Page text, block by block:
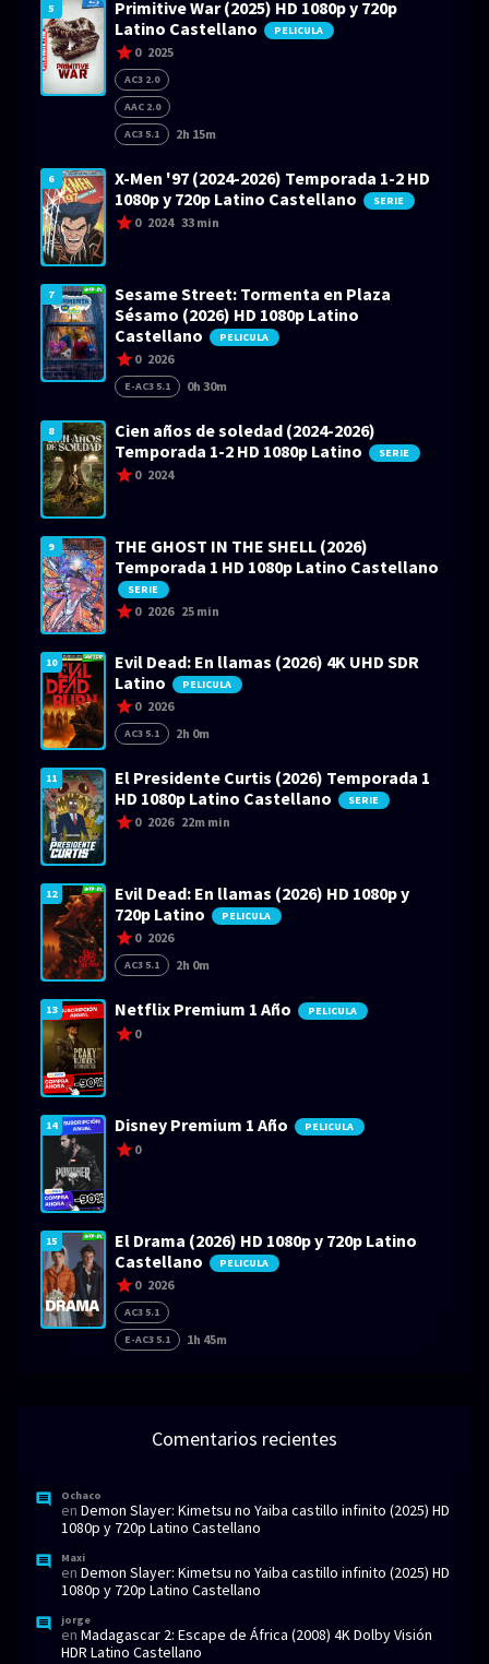
5
Primitive War (2025) HD 1080p y 720p
Latino Castellano
PELICULA
0 2025
AC3 2.0
AAC 2.0
AC3 5.1
2h 15m
6
X-Men '97 (2024-2026) Temporada 1-2 HD
1080p y 720p Latino Castellano
SERIE
0 2024 33 min
7
Sesame Street: Tormenta en Plaza
Sésamo (2026) HD 1080p Latino
Castellano
PELICULA
0 2026
E-AC3 5.1 0h 30m
8
Cien años de soledad (2024-2026)
Temporada 1-2 HD 1080p Latino
SERIE
0 2024
9
THE GHOST IN THE SHELL (2026)
Temporada 1 HD 1080p Latino Castellano
SERIE
0 2026 25 min
10
Evil Dead: En llamas (2026) 4K UHD SDR
Latino
PELICULA
0 2026
AC3 5.1 2h 0m
11
El Presidente Curtis (2026) Temporada 1
HD 1080p Latino Castellano
SERIE
0 2026 22m min
12
Evil Dead: En llamas (2026) HD 1080p y
720p Latino
PELICULA
0 2026
AC3 5.1 2h 0m
13 Netflix Premium 1 Año PELICULA
0
14 Disney Premium 1 Año PELICULA
0
15
El Drama (2026) HD 1080p y 720p Latino
Castellano
PELICULA
0 2026
AC3 5.1
E-AC3 5.1
1h 45m
Comentarios recientes
Ochaco
en Demon Slayer: Kimetsu no Yaiba castillo infinito (2025) HD
1080p y 720p Latino Castellano
Maxi
en Demon Slayer: Kimetsu no Yaiba castillo infinito (2025) HD
1080p y 720p Latino Castellano
jorge
en Madagascar 2: Escape de África (2008) 4K Dolby Visión
HDR Latino Castellano